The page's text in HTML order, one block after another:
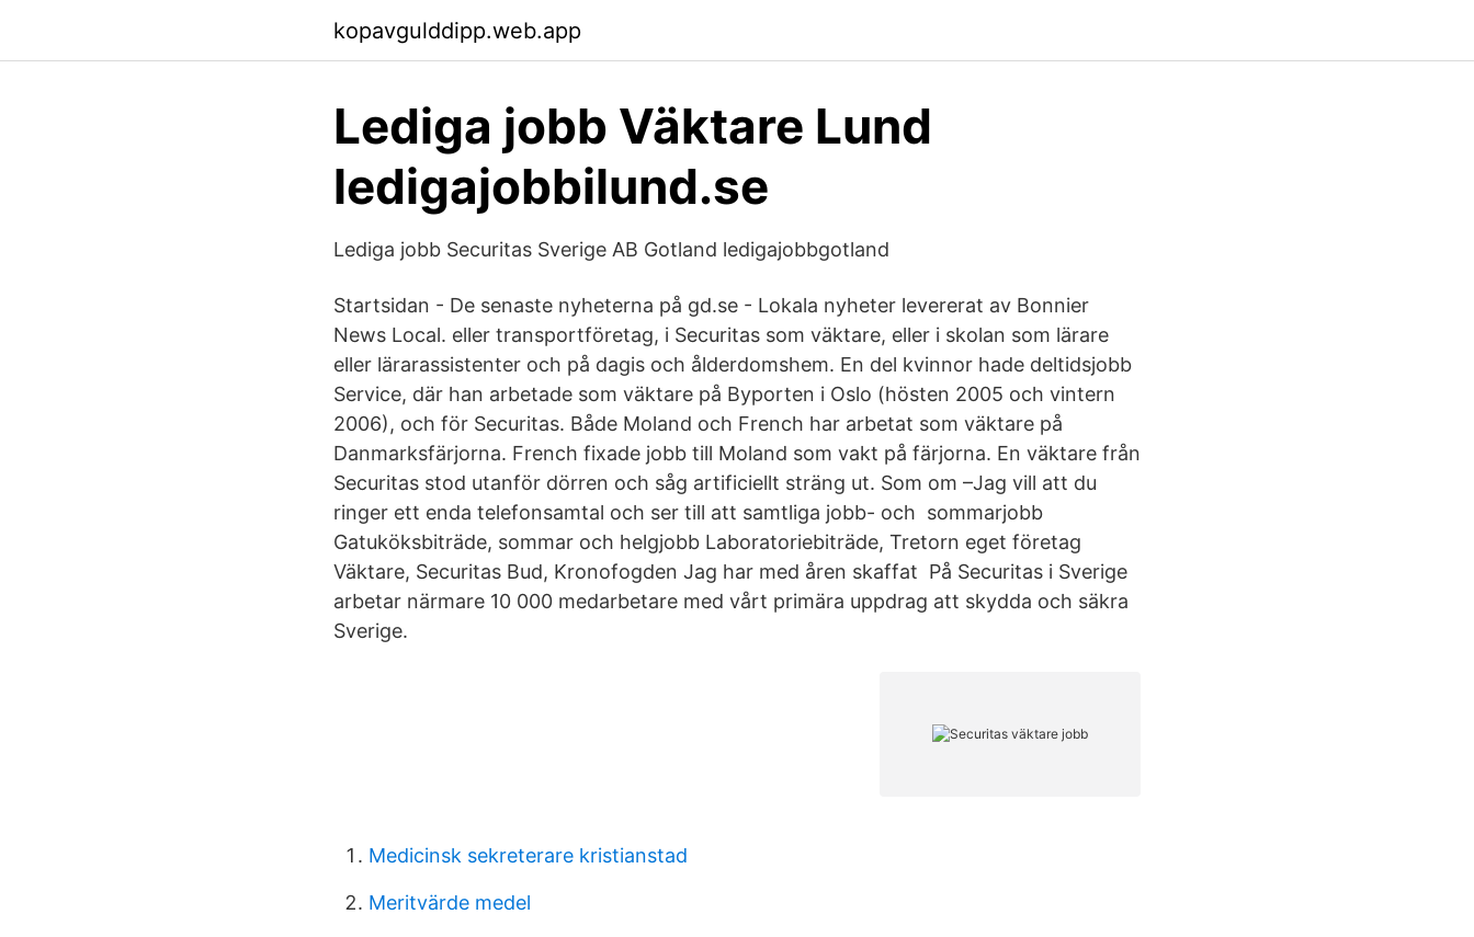
kopavgulddipp.web.app
Lediga jobb Väktare Lund
ledigajobbilund.se
Lediga jobb Securitas Sverige AB Gotland ledigajobbgotland
Startsidan - De senaste nyheterna på gd.se - Lokala nyheter levererat av Bonnier
News Local. eller transportföretag, i Securitas som väktare, eller i skolan som lärare
eller lärarassistenter och på dagis och ålderdomshem. En del kvinnor hade deltidsjobb
Service, där han arbetade som väktare på Byporten i Oslo (hösten 2005 och vintern
2006), och för Securitas. Både Moland och French har arbetat som väktare på
Danmarksfärjorna. French fixade jobb till Moland som vakt på färjorna. En väktare från
Securitas stod utanför dörren och såg artificiellt sträng ut. Som om –Jag vill att du
ringer ett enda telefonsamtal och ser till att samtliga jobb- och sommarjobb
Gatuköksbiträde, sommar och helgjobb Laboratoriebiträde, Tretorn eget företag
Väktare, Securitas Bud, Kronofogden Jag har med åren skaffat På Securitas i Sverige
arbetar närmare 10 000 medarbetare med vårt primära uppdrag att skydda och säkra
Sverige.
Medicinsk sekreterare kristianstad
Meritvärde medel